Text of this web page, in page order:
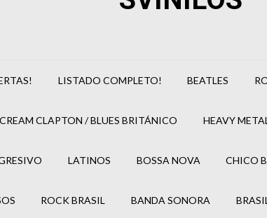
LISTADO COMPLETO! BEATLES
CREAM CLAPTON / BLUES BRITÁNICO HEAVY
LATINOS BOSSA NOVA CHICO
ROCK BRASIL BANDA SONORA